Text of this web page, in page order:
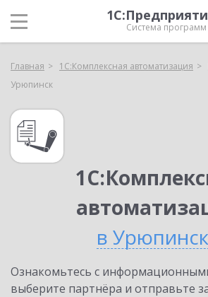
Система программ
Главная 1С:Комплексная автоматизация
Урюпинск
в
Ознакомьтесь с
выберите партнёра и отправьте